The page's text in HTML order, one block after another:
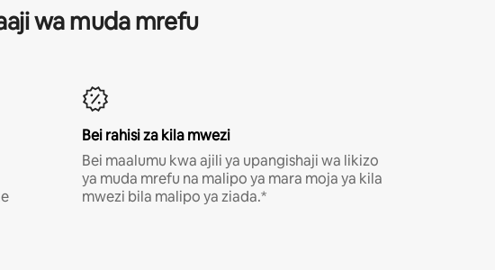
wa muda mrefu
Bei rahisi za kila mwezi
Bei maalumu kwa ajili ya upangishaji wa likizo
ya muda mrefu na malipo ya mara moja ya kila
mwezi bila malipo ya ziada.*